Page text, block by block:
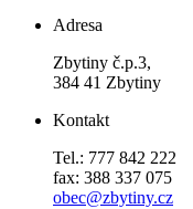
Adresa
Zbytiny č.p.3,
384 41 Zbytiny
Kontakt
Tel.: 777 842 222
fax: 388 337 075
obec@zbytiny.cz